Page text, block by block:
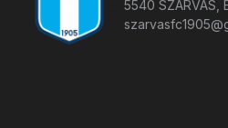
5540 SZARVAS,